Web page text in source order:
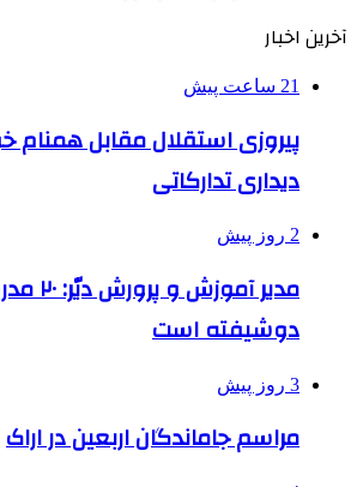
آخرین اخبار
21 ساعت پیش
پیروزی استقلال مقابل همنام
دیداری تدارکاتی
2 روز پیش
مدیر
دوشیفته است
3 روز پیش
مراسم جاماندگان اربعین در اراک